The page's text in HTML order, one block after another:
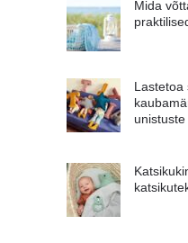
Mida
Lastetoa